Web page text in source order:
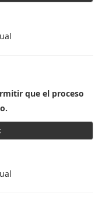
que el proceso